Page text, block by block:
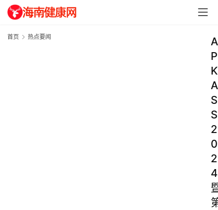
首页 热点要闻
A
P
K
A
S
S
2
0
2
4